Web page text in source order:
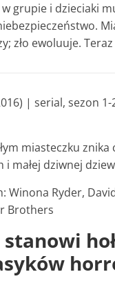
grupie i dzieciaki
zło ewoluuje.
| serial, sezon 1-
miasteczku
małej dziwnej
Winona Ryder,
Brothers